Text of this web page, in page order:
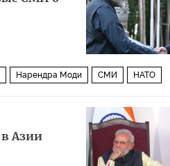
Нарендра Моди СМИ НАТО
Азии